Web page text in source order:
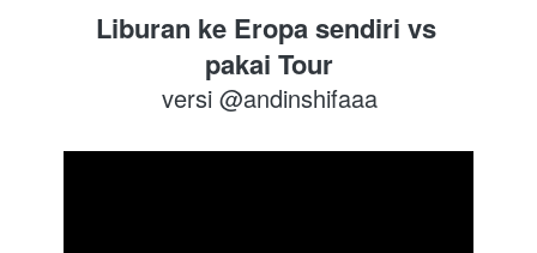
Liburan ke Eropa sendiri vs
pakai Tour
versi @andinshifaaa